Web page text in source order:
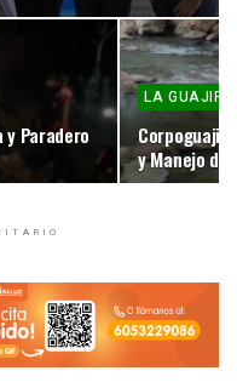
Paradero
LA GUAJIRA
y Manejo de